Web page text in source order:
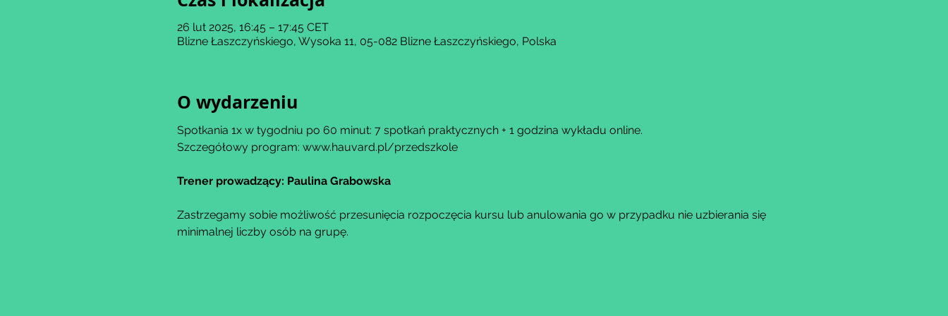
26 lut 2025, 16:45 – 17:45 CET
Blizne Łaszczyńskiego, Wysoka 11, 05-082 Blizne Łaszczyńskiego, Polska
O wydarzeniu
Spotkania 1x w tygodniu po 60 minut: 7 spotkań praktycznych + 1 godzina wykładu online.
Szczegółowy program: www.hauvard.pl/przedszkole
Trener prowadzący: Paulina Grabowska
Zastrzegamy sobie możliwość przesunięcia rozpoczęcia kursu lub anulowania go w przypadku nie uzbierania się
minimalnej liczby osób na grupę.